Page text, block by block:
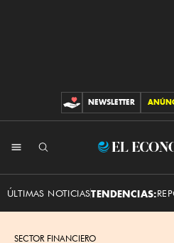
CONTRIBUCIONES
NEWSLETTER
El
ÚLTIMAS NOTICIASTENDENCIAS:
SECTOR FINANCIERO